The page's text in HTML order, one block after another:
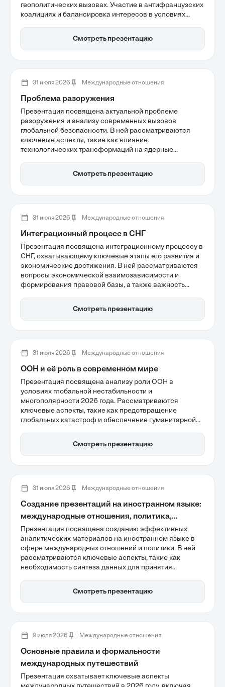
геополитических вызовах. Участие в антифранцузских
коалициях и балансировка интересов в условиях
определившими итоги этого времени. Анализируя
стратегию России, можно понять, как она стремилась
Смотреть презентацию
31 июля 2026 Международные отношения
Проблема разоружения
Презентация посвящена актуальной проблеме
разоружения и анализу современных вызовов
глобальной безопасности. В ней рассматриваются
ключевые аспекты, такие как влияние
технологических трансформаций на ядерные
моделей международного сдерживания. Также
обсуждается роль разоружения как инструмента
Смотреть презентацию
31 июля 2026 Международные отношения
Интеграционный процесс в СНГ
Презентация посвящена интеграционному процессу в
СНГ, охватывающему ключевые этапы его развития и
экономические достижения. В ней рассматриваются
вопросы экономической взаимозависимости и
формирования правовой базы, а также важность
современные стратегии, презентация подчеркивает
роль интеграции в обеспечении устойчивого роста и
Смотреть презентацию
31 июля 2026 Международные отношения
ООН и её роль в современном мире
Презентация посвящена анализу роли ООН в
условиях глобальной нестабильности и
многополярности 2026 года. Рассматриваются
ключевые аспекты, такие как предотвращение
глобальных катастроф и обеспечение гуманитарной
организацией в контексте реформирования Совета
Безопасности. ООН сохраняет свою уникальную
Смотреть презентацию
31 июля 2026 Международные отношения
Создание презентаций на иностранном языке:
международные отношения, политика,
регионоведение
Презентация посвящена созданию эффективных
аналитических материалов на иностранном языке в
сфере международных отношений и политики. В ней
рассматриваются ключевые аспекты, такие как
необходимость синтеза данных для принятия
сложности на восприятие информации. Также
акцентируется внимание на принципе BLUF, который
Смотреть презентацию
9 июля 2026 Международные отношения
Основные правила и формальности
международных путешествий
Презентация охватывает ключевые аспекты